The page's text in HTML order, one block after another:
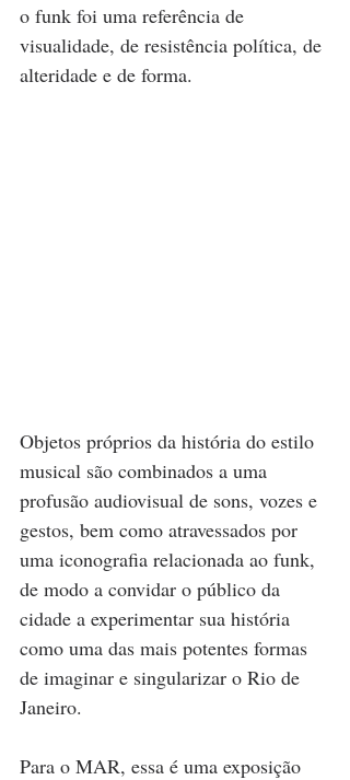
o funk foi uma referência de
visualidade, de resistência política, de
alteridade e de forma.
Objetos próprios da história do estilo
musical são combinados a uma
profusão audiovisual de sons, vozes e
gestos, bem como atravessados por
uma iconografia relacionada ao funk,
de modo a convidar o público da
cidade a experimentar sua história
como uma das mais potentes formas
de imaginar e singularizar o Rio de
Janeiro.
Para o MAR, essa é uma exposição